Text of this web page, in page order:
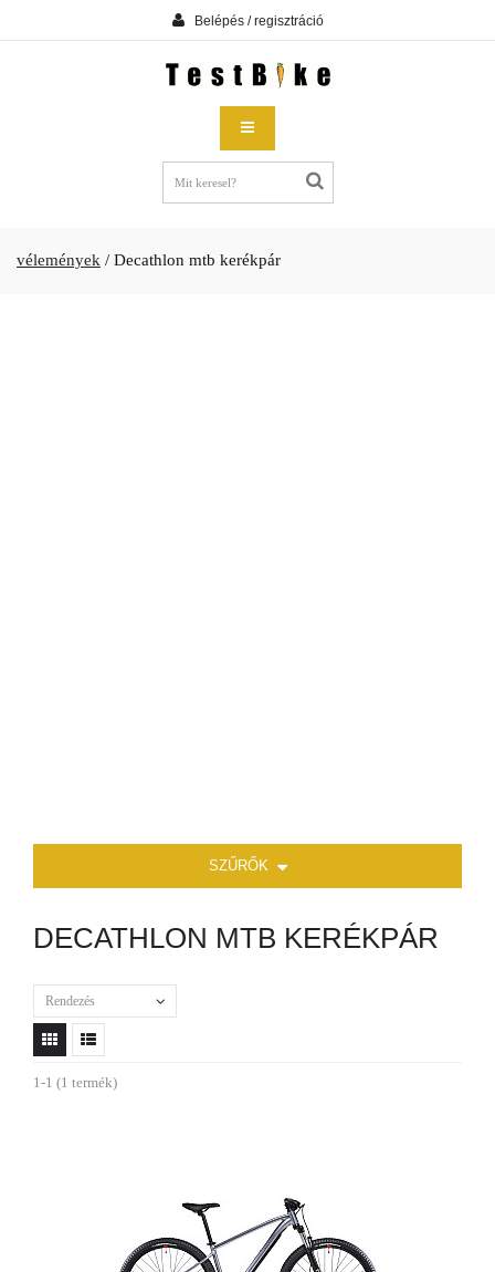
Belépés / regisztráció
vélemények / Decathlon mtb kerékpár
SZŰRŐK
DECATHLON MTB KERÉKPÁR
Rendezés
1-1 (1 termék)